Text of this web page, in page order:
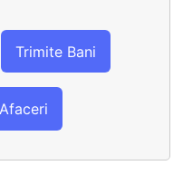
Trimite Bani